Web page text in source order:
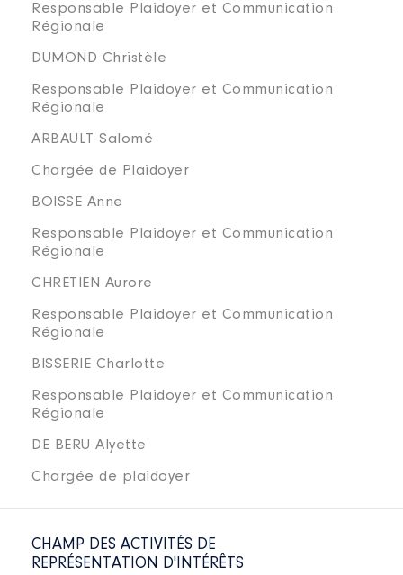
Responsable Plaidoyer et Communication
Régionale
DUMOND Christèle
Responsable Plaidoyer et Communication
Régionale
ARBAULT Salomé
Chargée de Plaidoyer
BOISSE Anne
Responsable Plaidoyer et Communication
Régionale
CHRETIEN Aurore
Responsable Plaidoyer et Communication
Régionale
BISSERIE Charlotte
Responsable Plaidoyer et Communication
Régionale
DE BERU Alyette
Chargée de plaidoyer
CHAMP DES ACTIVITÉS DE
REPRÉSENTATION D'INTÉRÊTS